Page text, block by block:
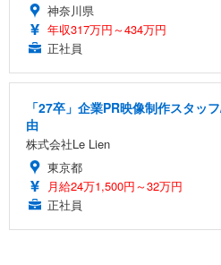
神奈川県
年収317万円～434万円
正社員
「27卒」企業PR映像制作スタッ
由
株式会社Le Lien
東京都
月給24万1,500円～32万円
正社員